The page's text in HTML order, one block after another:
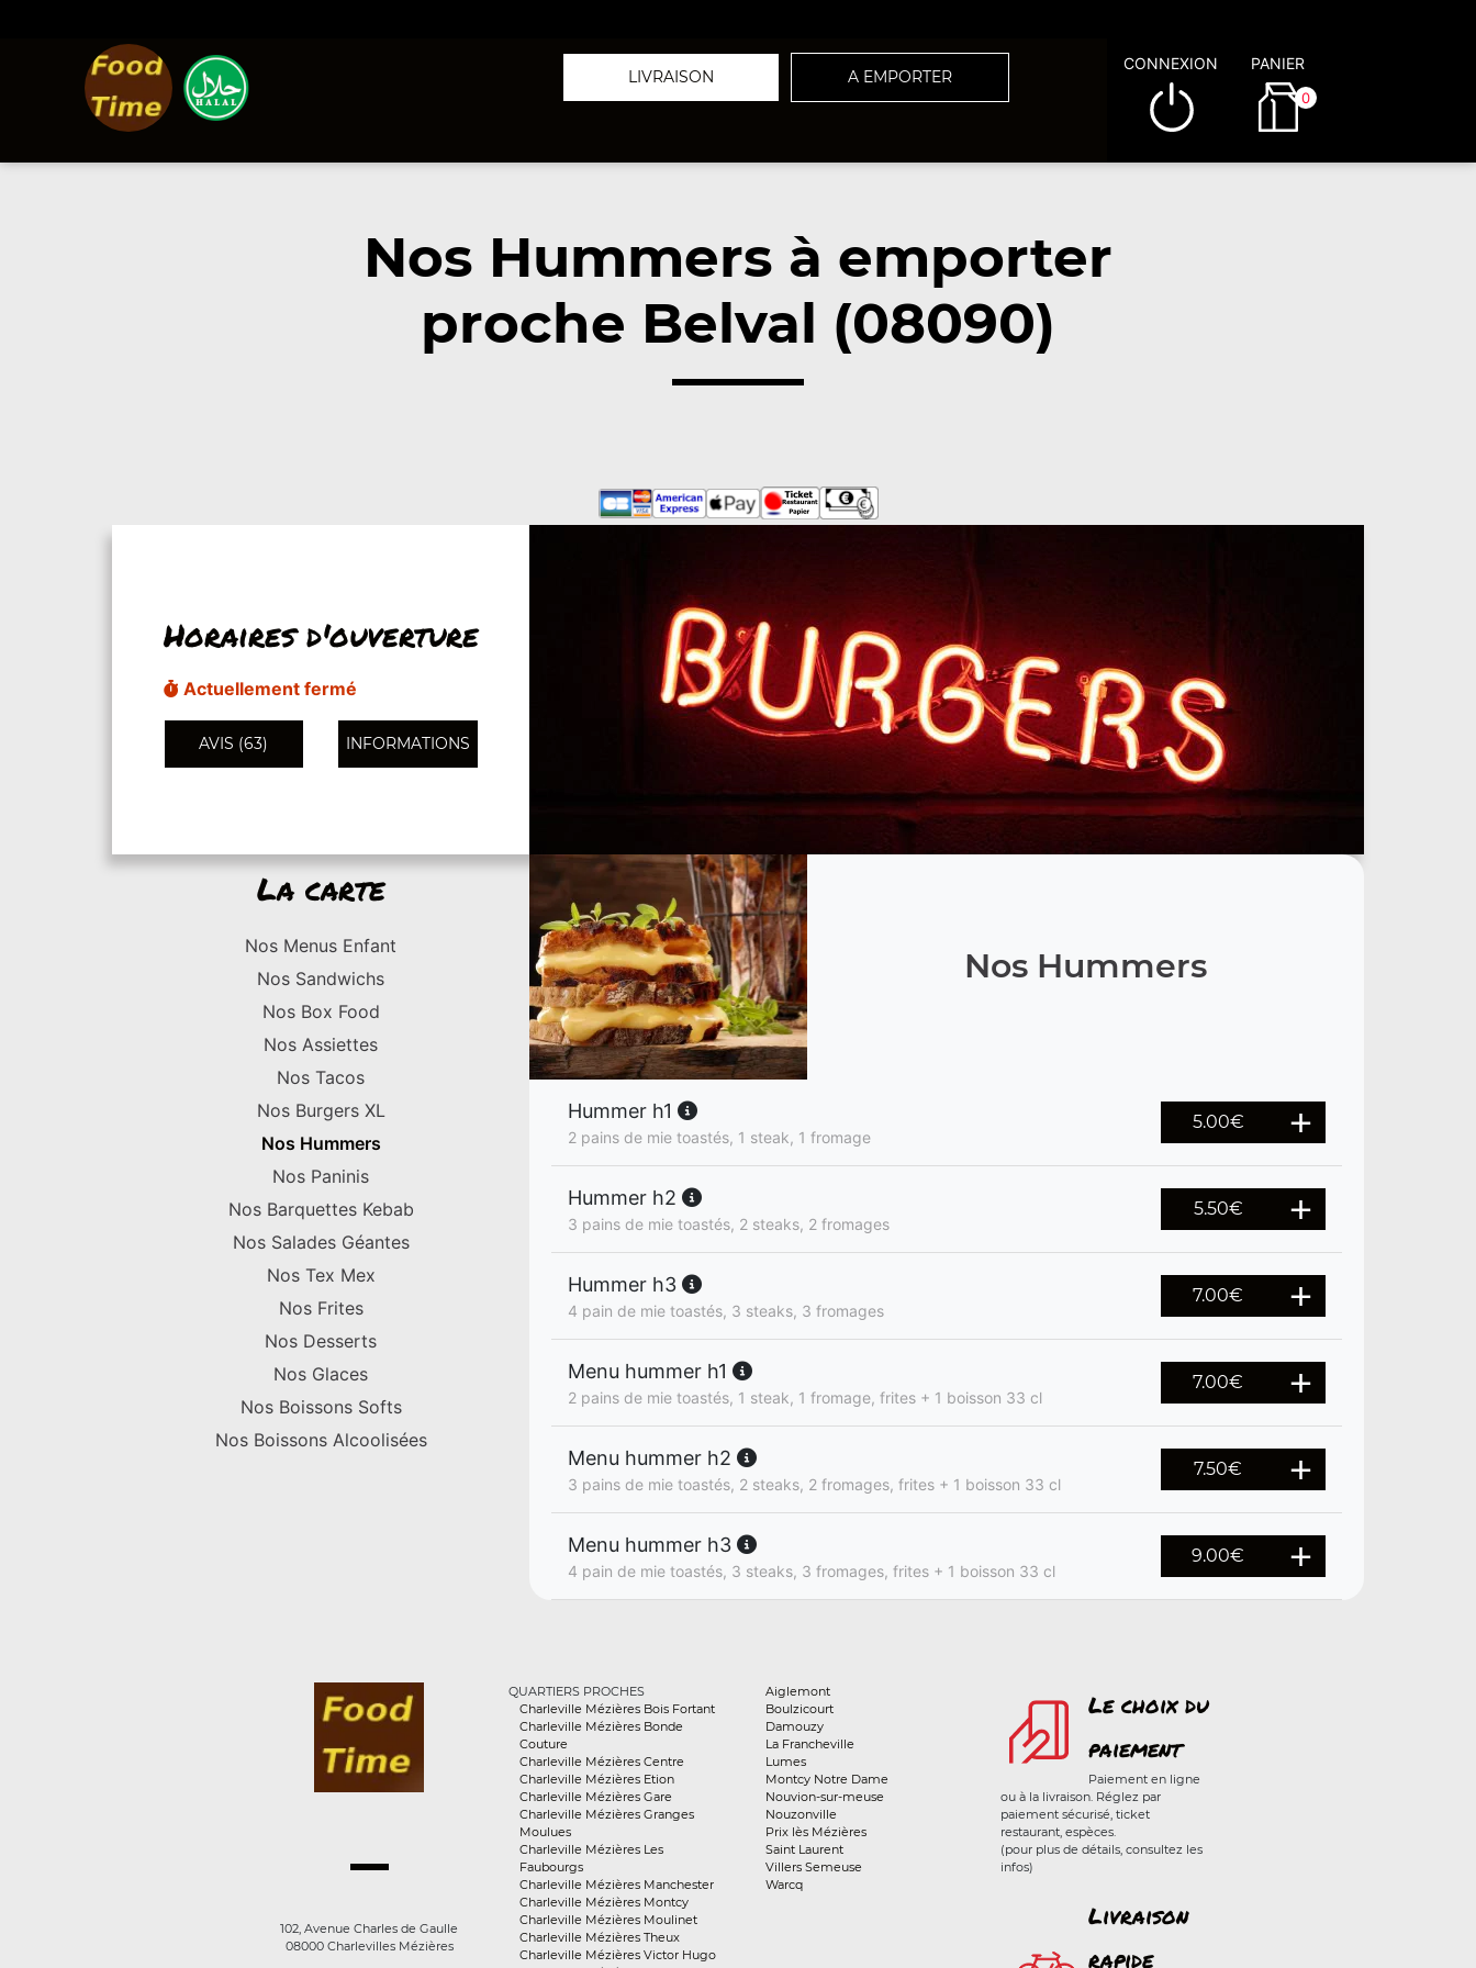
LIVRAISON A EMPORTER
CONNEXION PANIER
0
Nos Hummers à emporter
proche Belval (08090)
Horaires d'ouverture
Actuellement fermé
AVIS (63) INFORMATIONS
La carte
Nos Menus Enfant
Nos Sandwichs
Nos Box Food
Nos Assiettes
Nos Tacos
Nos Burgers XL
Nos Hummers
Nos Paninis
Nos Barquettes Kebab
Nos Salades Géantes
Nos Tex Mex
Nos Frites
Nos Desserts
Nos Glaces
Nos Boissons Softs
Nos Boissons Alcoolisées
Nos Hummers
Hummer h1
2 pains de mie toastés, 1 steak, 1 fromage
5.00€
Hummer h2
3 pains de mie toastés, 2 steaks, 2 fromages
5.50€
Hummer h3
4 pain de mie toastés, 3 steaks, 3 fromages
7.00€
Menu hummer h1
2 pains de mie toastés, 1 steak, 1 fromage, frites + 1 boisson 33 cl
7.00€
Menu hummer h2
3 pains de mie toastés, 2 steaks, 2 fromages, frites + 1 boisson 33 cl
7.50€
Menu hummer h3
4 pain de mie toastés, 3 steaks, 3 fromages, frites + 1 boisson 33 cl
9.00€
102, Avenue Charles de Gaulle
08000 Charlevilles Mézières
QUARTIERS PROCHES
Charleville Mézières Bois Fortant
Charleville Mézières Bonde
Couture
Charleville Mézières Centre
Charleville Mézières Etion
Charleville Mézières Gare
Charleville Mézières Granges
Moulues
Charleville Mézières Les
Faubourgs
Charleville Mézières Manchester
Charleville Mézières Montcy
Charleville Mézières Moulinet
Charleville Mézières Theux
Charleville Mézières Victor Hugo
Aiglemont
Boulzicourt
Damouzy
La Francheville
Lumes
Montcy Notre Dame
Nouvion-sur-meuse
Nouzonville
Prix lès Mézières
Saint Laurent
Villers Semeuse
Warcq
Le choix du
paiement
Paiement en ligne
ou à la livraison. Réglez par
paiement sécurisé, ticket
restaurant, espèces.
(pour plus de détails, consultez les
infos)
Livraison
rapide